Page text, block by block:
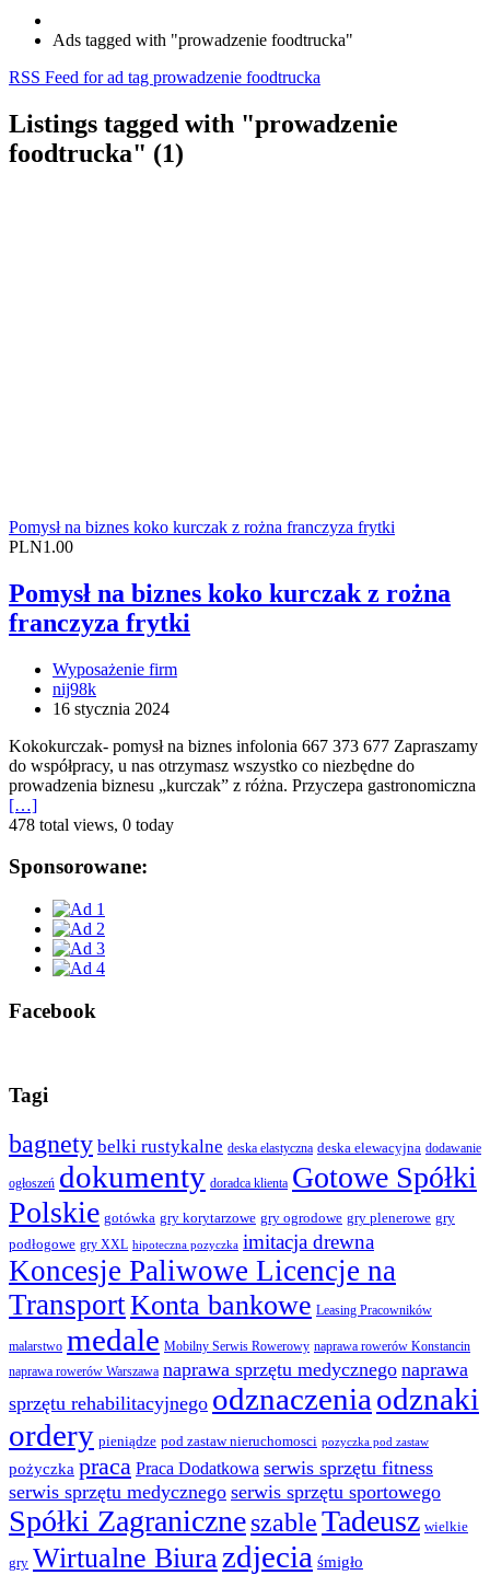
Ads tagged with "prowadzenie foodtrucka"
RSS Feed for ad tag prowadzenie foodtrucka
Listings tagged with "prowadzenie
foodtrucka" (1)
Pomysł na biznes koko kurczak z rożna franczyza frytki
PLN1.00
Pomysł na biznes koko kurczak z rożna
franczyza frytki
Wyposażenie firm
nij98k
16 stycznia 2024
Kokokurczak- pomysł na biznes infolonia 667 373 677 Zapraszamy
do współpracy, u nas otrzymasz wszystko co niezbędne do
prowadzenia biznesu „kurczak” z różna. Przyczepa gastronomiczna
[…]
478 total views, 0 today
Sponsorowane:
Facebook
Tagi
bagnety belki rustykalne deska elastyczna deska elewacyjna dodawanie
ogłoszeń dokumenty doradca klienta Gotowe Spółki
Polskie gotówka gry korytarzowe gry ogrodowe gry plenerowe gry
podłogowe gry XXL hipoteczna pozyczka imitacja drewna
Koncesje Paliwowe Licencje na
TransportKonta bankowe Leasing Pracowników
malarstwo medale Mobilny Serwis Rowerowy naprawa rowerów Konstancin
naprawa rowerów Warszawa naprawa sprzętu medycznego naprawa
sprzętu rehabilitacyjnego odznaczenia odznaki
ordery pieniądze pod zastaw nieruchomosci pozyczka pod zastaw
pożyczka praca Praca Dodatkowa serwis sprzętu fitness
serwis sprzętu medycznego serwis sprzętu sportowego
Spółki ZagraniczneszableTadeusz wielkie
gry Wirtualne Biurazdjecia śmigło